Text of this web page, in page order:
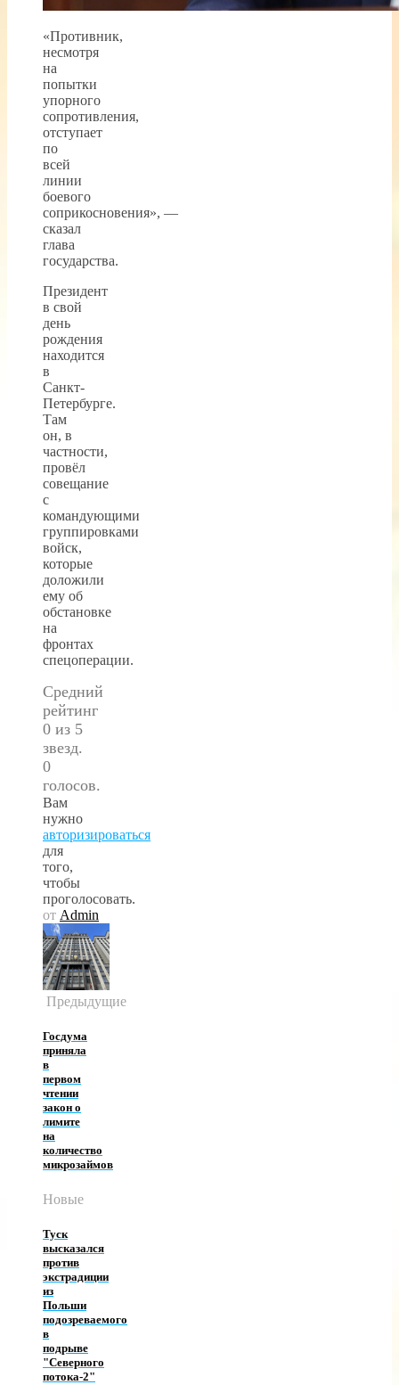
«Противник,
несмотря
на
попытки
упорного
сопротивления,
отступает
по
всей
линии
боевого
соприкосновения», —
сказал
глава
государства.
Президент
в свой
день
рождения
находится
в
Санкт-
Петербурге.
Там
он, в
частности,
провёл
совещание
с
командующими
группировками
войск,
которые
доложили
ему об
обстановке
на
фронтах
спецоперации.
Средний
рейтинг
0 из 5
звезд.
0
голосов.
Вам
нужно
авторизироваться
для
того,
чтобы
проголосовать.
от Admin
Предыдущие
Госдума
приняла
в
первом
чтении
закон о
лимите
на
количество
микрозаймов
Новые
Туск
высказался
против
экстрадиции
из
Польши
подозреваемого
в
подрыве
"Северного
потока-2"